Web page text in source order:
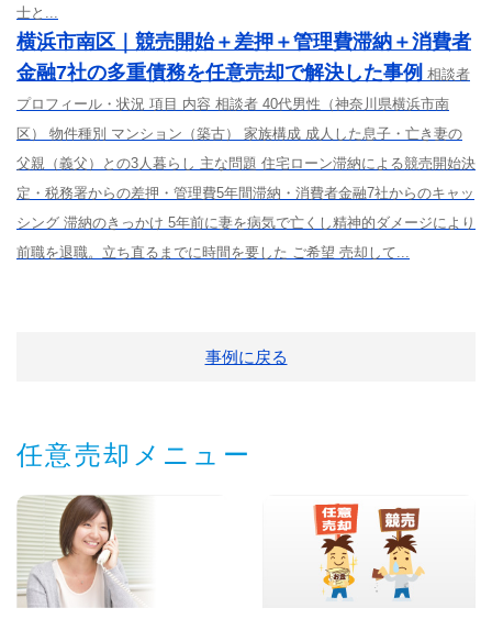
士と...
横浜市南区｜競売開始＋差押＋管理費滞納＋消費者
金融7社の多重債務を任意売却で解決した事例 相談者
プロフィール・状況 項目 内容 相談者 40代男性（神奈川県横浜市南
区） 物件種別 マンション（築古） 家族構成 成人した息子・亡き妻の
父親（義父）との3人暮らし 主な問題 住宅ローン滞納による競売開始決
定・税務署からの差押・管理費5年間滞納・消費者金融7社からのキャッ
シング 滞納のきっかけ 5年前に妻を病気で亡くし精神的ダメージにより
前職を退職。立ち直るまでに時間を要した ご希望 売却して...
事例に戻る
任意売却メニュー